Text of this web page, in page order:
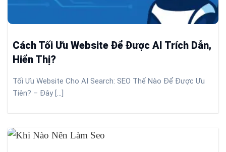
Cách Tối Ưu Website Để Được AI Trích Dẫn,
Hiển Thị?
Tối Ưu Website Cho AI Search: SEO Thế Nào Để Được Ưu
Tiên? – Đây [...]